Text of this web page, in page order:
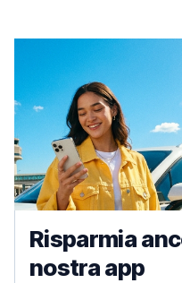
Risparmia
nostra app